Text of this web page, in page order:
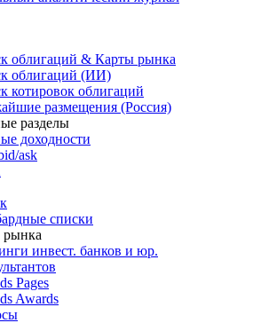
облигаций & Карты рынка
облигаций (ИИ)
котировок облигаций
размещения (Россия)
разделы
доходности
ask
списки
рынка
инвест. банков и юр.
Pages
Awards